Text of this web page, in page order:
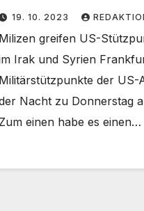
19. 10. 2023
Milizen greifen US-
Irak und Syrien
Militärstützpunkte der US-
Nacht zu Donnerstag
Zum einen habe es einen…